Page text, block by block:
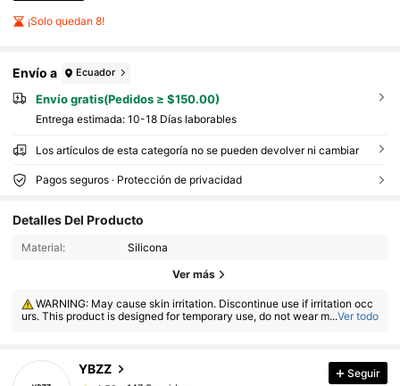
¡Solo quedan 8!
Envío a Ecuador
Envío gratis(Pedidos ≥ $150.00)
Entrega estimada: 10-18 Días laborables
Los artículos de esta categoría no se pueden devolver ni cambiar
Pagos seguros · Protección de privacidad
Detalles Del Producto
Material: Silicona
Ver más
WARNING: May cause skin irritation. Discontinue use if irritation occ
urs. This product is designed for temporary use, do not wear more than
...Ver todo
YBZZ
147 Seguidores
4.59 147 Seguidores
Seguir